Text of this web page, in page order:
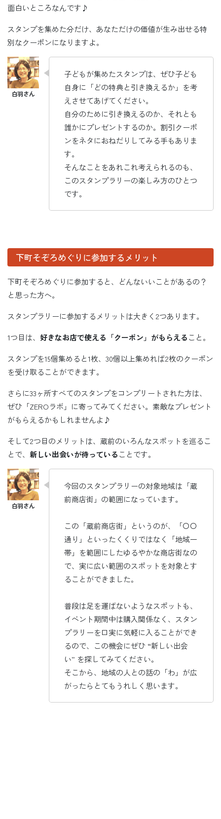
面白いところなんです♪
スタンプを集めた分だけ、あなただけの価値が生み出せる特
別なクーポンになりますよ。
子どもが集めたスタンプは、ぜひ子ども
自身に「どの特典と引き換えるか」を考
えさせてあげてください。
自分のために引き換えるのか、それとも
誰かにプレゼントするのか。割引クーポ
ンをネタにおねだりしてみる手もありま
す。
そんなことをあれこれ考えられるのも、
このスタンプラリーの楽しみ方のひとつ
です。
下町そぞろめぐりに参加するメリット
下町そぞろめぐりに参加すると、どんないいことがあるの？
と思った方へ。
スタンプラリーに参加するメリットは大きく2つあります。
1つ目は、 好きなお店で使える「クーポン」がもらえること。
スタンプを15個集めると1枚、30個以上集めれば2枚のクーポン
を受け取ることができます。
さらに33ヶ所すべてのスタンプをコンプリートされた方は、
ぜひ「ZEROラボ」に寄ってみてください。素敵なプレゼント
がもらえるかもしれませんよ♪
そして2つ目のメリットは、蔵前のいろんなスポットを巡るこ
とで、 新しい出会いが待っていることです。
今回のスタンプラリーの対象地域は「蔵
前商店街」の範囲になっています。
この「蔵前商店街」というのが、「〇〇
通り」といったくくりではなく「地域一
帯」を範囲にしたゆるやかな商店街なの
で、実に広い範囲のスポットを対象とす
ることができました。
普段は足を運ばないようなスポットも、
イベント期間中は購入関係なく、スタン
プラリーを口実に気軽に入ることができ
るので、この機会にぜひ “新しい出会
い” を探してみてください。
そこから、地域の人との話の「わ」が広
がったらとてもうれしく思います。